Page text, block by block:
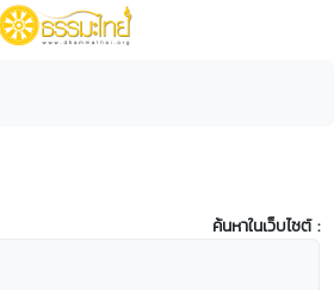
ค้นหาในเว็บไซต์ :